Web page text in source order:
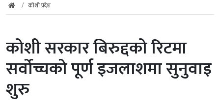
कोशी प्रदेश
कोशी सरकार बिरुद्दको रिटमा
सर्वोच्चको पूर्ण इजलाशमा सुनुवाइ
शुरु